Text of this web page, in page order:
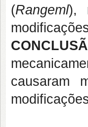
(Rangeml),
causaram